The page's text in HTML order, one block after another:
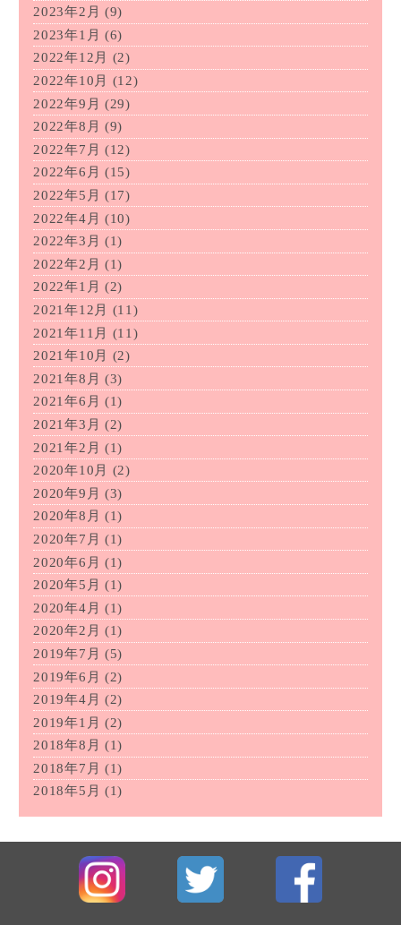
2023年2月 (9)
2023年1月 (6)
2022年12月
(2)
2022年10月
(12)
2022年9月 (29)
2022年8月 (9)
2022年7月 (12)
2022年6月 (15)
2022年5月 (17)
2022年4月 (10)
2022年3月 (1)
2022年2月 (1)
2022年1月 (2)
2021年12月
(11)
2021年11月 (11)
2021年10月
(2)
2021年8月 (3)
2021年6月 (1)
2021年3月 (2)
2021年2月 (1)
2020年10月
(2)
2020年9月 (3)
2020年8月 (1)
2020年7月 (1)
2020年6月 (1)
2020年5月 (1)
2020年4月 (1)
2020年2月 (1)
2019年7月 (5)
2019年6月 (2)
2019年4月 (2)
2019年1月 (2)
2018年8月 (1)
2018年7月 (1)
2018年5月 (1)